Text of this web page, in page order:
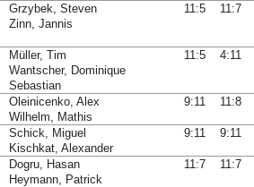
Grzybek, Steven
Zinn, Jannis
11:5 11:7
Müller, Tim
Wantscher, Dominique
Sebastian
11:5 4:11
Oleinicenko, Alex
Wilhelm, Mathis
9:11 11:8
Schick, Miguel
Kischkat, Alexander
9:11 9:11
Dogru, Hasan
Heymann, Patrick
11:7 11:7